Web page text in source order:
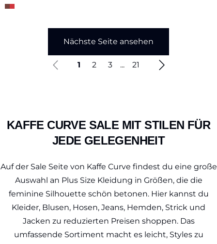
Nächste Seite ansehen
1 2 3 ... 21
KAFFE CURVE SALE MIT STILEN FÜR
JEDE GELEGENHEIT
Auf der Sale Seite von Kaffe Curve findest du eine große
Auswahl an Plus Size Kleidung in Größen, die die
feminine Silhouette schön betonen. Hier kannst du
Kleider, Blusen, Hosen, Jeans, Hemden, Strick und
Jacken zu reduzierten Preisen shoppen. Das
umfassende Sortiment macht es leicht, Styles zu